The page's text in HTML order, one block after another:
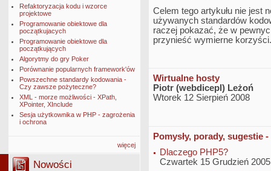
Refaktoryzacja kodu i wzorce
projektowe
Programowanie obiektowe dla
początkujacych
Programowanie obiektowe dla
początkujących
Algorytmy do gry Poker
Porównanie popularnych framework'ów
Powszechne standardy kodowania -
Czy zawsze pożyteczne?
XML - morze możliwości - XPath,
XPointer, XInclude
Sesja użytkownika w PHP - zagrożenia
i ochrona
więcej
Nowości
Celem tego artykułu nie jest
używanych standardów
raczej pokazać, że w
przynieść wymierne korzyści.
Wirtualne hosty
Piotr (webdicepl) Leżoń
Wtorek 12 Sierpień 2008
Pomysły, porady, sugestie
Dlaczego PHP5?
Czwartek 15 Grudzień 2005